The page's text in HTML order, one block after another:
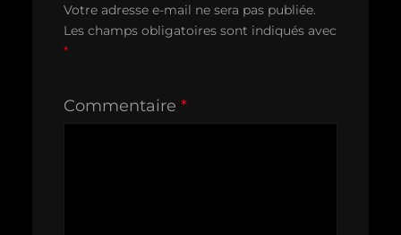
Votre adresse e-mail ne sera pas publiée.
Les champs obligatoires sont indiqués avec
*
Commentaire *